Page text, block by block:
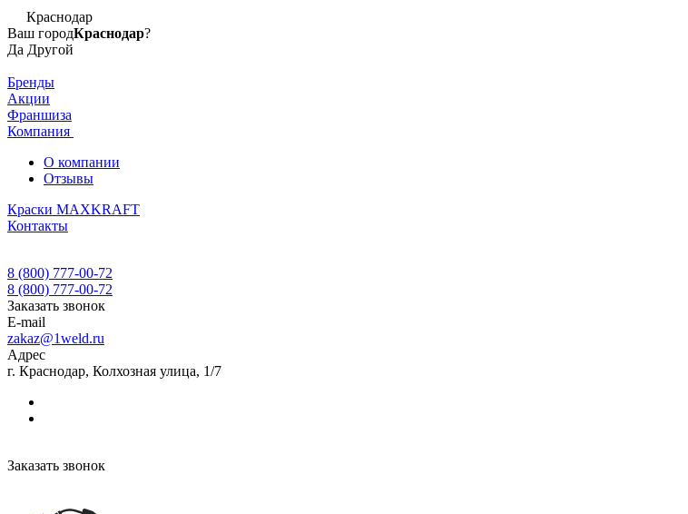
Краснодар
Ваш городКраснодар?
Да Другой
Бренды
Акции
Франшиза
Компания
О компании
Отзывы
Краски MAXKRAFT
Контакты
8 (800) 777-00-72
8 (800) 777-00-72
Заказать звонок
E-mail
zakaz@1weld.ru
Адрес
г. Краснодар, Колхозная улица, 1/7
Заказать звонок